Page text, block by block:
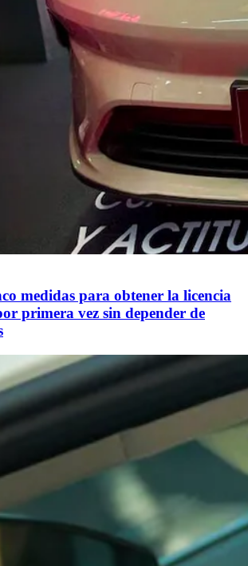
medidas para obtener la licencia
primera vez sin depender de